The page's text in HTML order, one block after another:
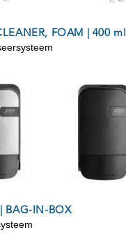
FOAM | 400 ml
BAG-IN-BOX